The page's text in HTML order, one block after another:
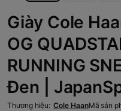
Giày Cole
OG
RUNNING
Đen |
Thương hiệu: Cole HaanMã sản